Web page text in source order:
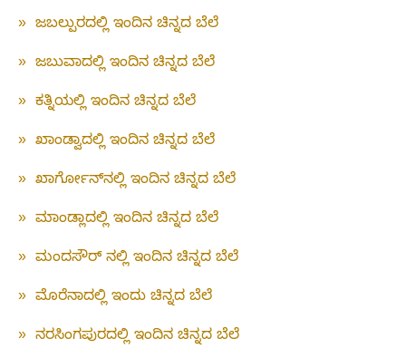
» ಜಬಲ್ಪುರದಲ್ಲಿ ಇಂದಿನ ಚಿನ್ನದ ಬೆಲೆ
» ಜಬುವಾದಲ್ಲಿ ಇಂದಿನ ಚಿನ್ನದ ಬೆಲೆ
» ಕತ್ನಿಯಲ್ಲಿ ಇಂದಿನ ಚಿನ್ನದ ಬೆಲೆ
» ಖಾಂಡ್ವಾದಲ್ಲಿ ಇಂದಿನ ಚಿನ್ನದ ಬೆಲೆ
» ಖಾರ್ಗೋನ್‌ನಲ್ಲಿ ಇಂದಿನ ಚಿನ್ನದ ಬೆಲೆ
» ಮಾಂಡ್ಲಾದಲ್ಲಿ ಇಂದಿನ ಚಿನ್ನದ ಬೆಲೆ
» ಮಂದಸೌರ್ ನಲ್ಲಿ ಇಂದಿನ ಚಿನ್ನದ ಬೆಲೆ
» ಮೊರೆನಾದಲ್ಲಿ ಇಂದು ಚಿನ್ನದ ಬೆಲೆ
» ನರಸಿಂಗಪುರದಲ್ಲಿ ಇಂದಿನ ಚಿನ್ನದ ಬೆಲೆ